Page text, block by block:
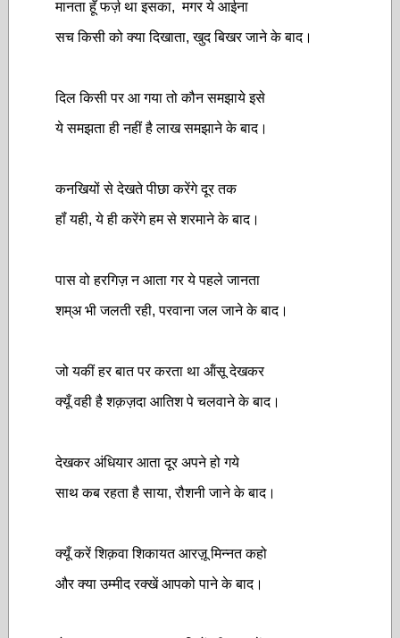
मानता हूँ फर्ज़ था इसका, मगर ये आईना
सच किसी को क्या दिखाता, खुद बिखर जाने के बाद।
दिल किसी पर आ गया तो कौन समझाये इसे
ये समझता ही नहीं है लाख समझाने के बाद।
कनखियों से देखते पीछा करेंगे दूर तक
हॉं यही, ये ही करेंगे हम से शरमाने के बाद।
पास वो हरगिज़ न आता गर ये पहले जानता
शम्अ भी जलती रही, परवाना जल जाने के बाद।
जो यकीं हर बात पर करता था ऑंसू देखकर
क्यूँ वही है शक़ज़दा आतिश पे चलवाने के बाद।
देखकर अंधियार आता दूर अपने हो गये
साथ कब रहता है साया, रौशनी जाने के बाद।
क्यूँ करें शिक़वा शिकायत आरज़ू मिन्नत कहो
और क्या उम्मीद रक्खें आपको पाने के बाद।